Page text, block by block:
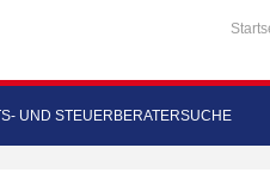
UND STEUERBERATERSUCHE